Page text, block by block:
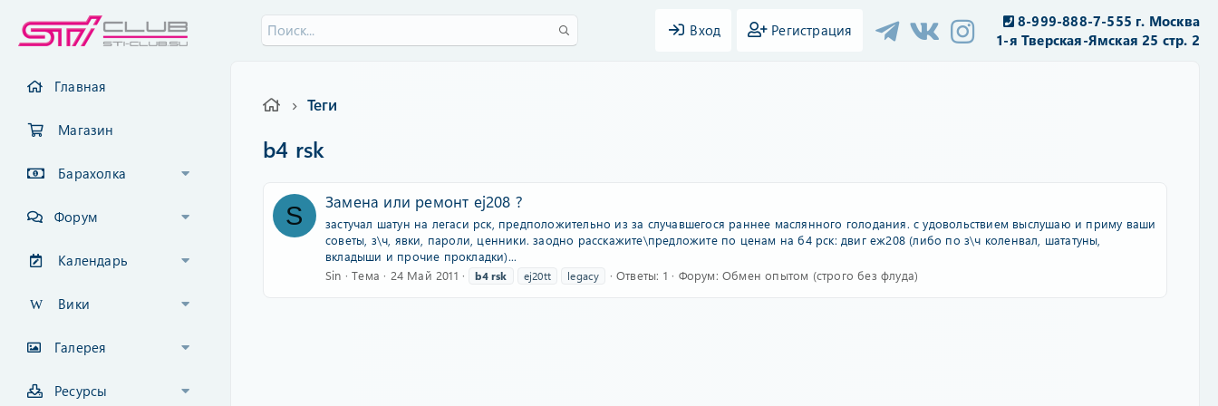
Вход Регистрация
8-999-888-7-555 г. Москва
1-я Тверская-Ямская 25 стр. 2
Главная
Магазин
Барахолка
Форум
Календарь
Вики
Галерея
Ресурсы
Теги
b4 rsk
S Замена или ремонт ej208 ?
застучал шатун на легаси рск, предположительно из за случавшегося раннее маслянного голодания. с удовольствием выслушаю и приму ваши
советы, з\ч, явки, пароли, ценники. заодно расскажите\предложите по ценам на б4 рск: двиг еж208 (либо по з\ч коленвал, шататуны,
вкладыши и прочие прокладки)...
Sin
Тема 24 Май 2011 b4 rsk ej20tt legacy Ответы: 1 Форум: Обмен опытом (строго без флуда)